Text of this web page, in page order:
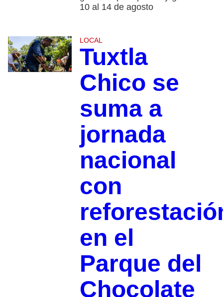
10 al 14 de agosto
LOCAL
Tuxtla
Chico se
suma a
jornada
nacional
con
en el
Parque del
Chocolate